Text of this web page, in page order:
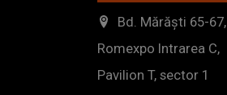
Bd. Mărăști 65-67,
Romexpo Intrarea C,
Pavilion T, sector 1